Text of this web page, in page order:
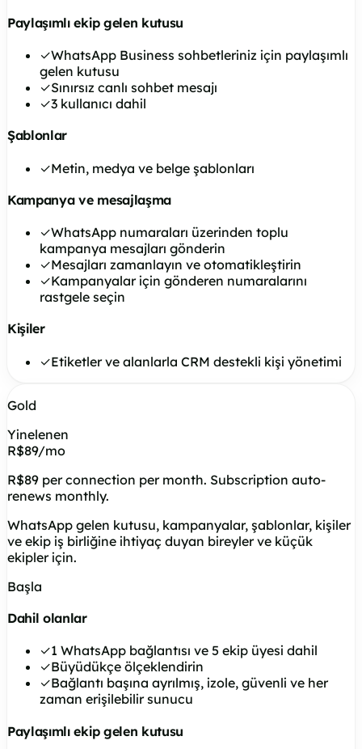
Paylaşımlı ekip gelen kutusu
✓WhatsApp Business sohbetleriniz için paylaşımlı
gelen kutusu
✓Sınırsız canlı sohbet mesajı
✓3 kullanıcı dahil
Şablonlar
✓Metin, medya ve belge şablonları
Kampanya ve mesajlaşma
✓WhatsApp numaraları üzerinden toplu
kampanya mesajları gönderin
✓Mesajları zamanlayın ve otomatikleştirin
✓Kampanyalar için gönderen numaralarını
rastgele seçin
Kişiler
✓Etiketler ve alanlarla CRM destekli kişi yönetimi
Gold
Yinelenen
R$89/mo
R$89 per connection per month. Subscription auto-
renews monthly.
WhatsApp gelen kutusu, kampanyalar, şablonlar, kişiler
ve ekip iş birliğine ihtiyaç duyan bireyler ve küçük
ekipler için.
Başla
Dahil olanlar
✓1 WhatsApp bağlantısı ve 5 ekip üyesi dahil
✓Büyüdükçe ölçeklendirin
✓Bağlantı başına ayrılmış, izole, güvenli ve her
zaman erişilebilir sunucu
Paylaşımlı ekip gelen kutusu